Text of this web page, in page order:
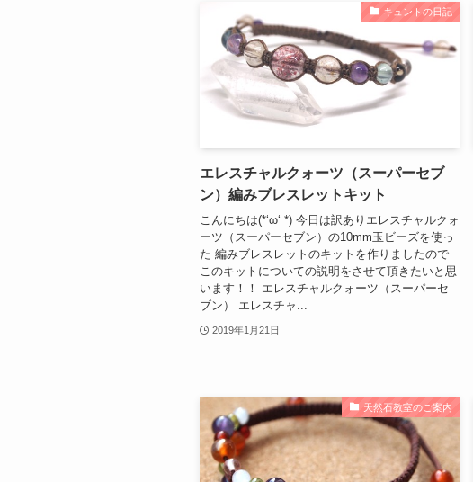
キュントの日記
エレスチャルクォーツ（スーパーセブ
ン）編みブレスレットキット
こんにちは(*‘ω‘ *) 今日は訳ありエレスチャルクォ
ーツ（スーパーセブン）の10mm玉ビーズを使っ
た 編みブレスレットのキットを作りましたので
このキットについての説明をさせて頂きたいと思
います！！ エレスチャルクォーツ（スーパーセ
ブン） エレスチャ...
2019年1月21日
天然石教室のご案内